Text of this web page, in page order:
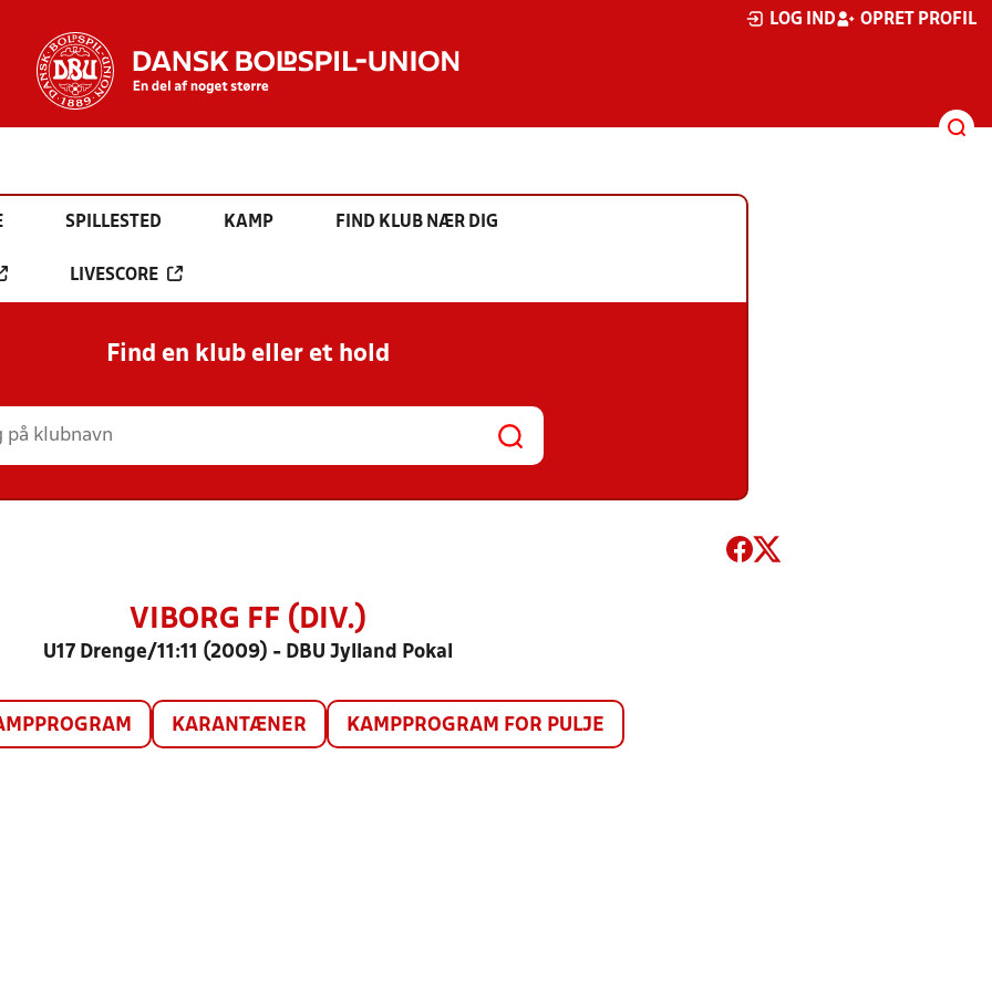
LOG IND OPRET PROFIL
SPILLESTED KAMP FIND KLUB NÆR DIG
LIVESCORE
Find en klub eller et hold
VIBORG FF (DIV.)
U17 Drenge/11:11 (2009) - DBU Jylland Pokal
KARANTÆNER KAMPPROGRAM FOR PULJE